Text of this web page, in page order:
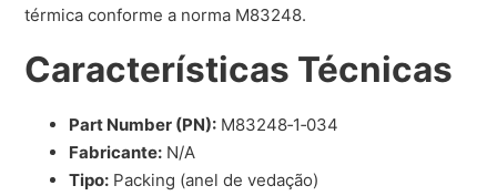
térmica conforme a norma M83248.
Características Técnicas
Part Number (PN): M83248‑1‑034
Fabricante: N/A
Tipo: Packing (anel de vedação)